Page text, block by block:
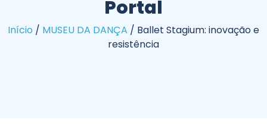
Portal
Início / MUSEU DA DANÇA / Ballet Stagium: inovação e
resistência